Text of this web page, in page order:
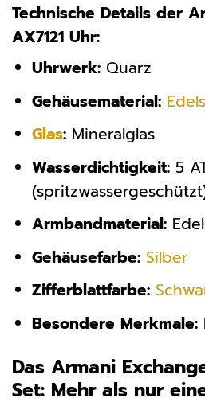
Technische Details der
AX7121 Uhr:
Uhrwerk:Quarz
Gehäusematerial:
Glas:Mineralglas
Wasserdichtigkeit:5
Armbandmaterial:
Gehäusefarbe: Silber
Zifferblattfarbe:
Besondere Merkmale:
Das Armani
Set: Mehr als nur